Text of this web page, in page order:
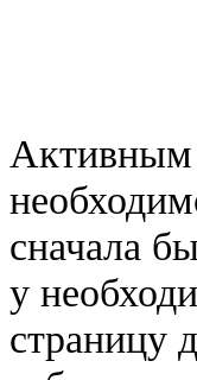
Активным
сначала
у
страницу